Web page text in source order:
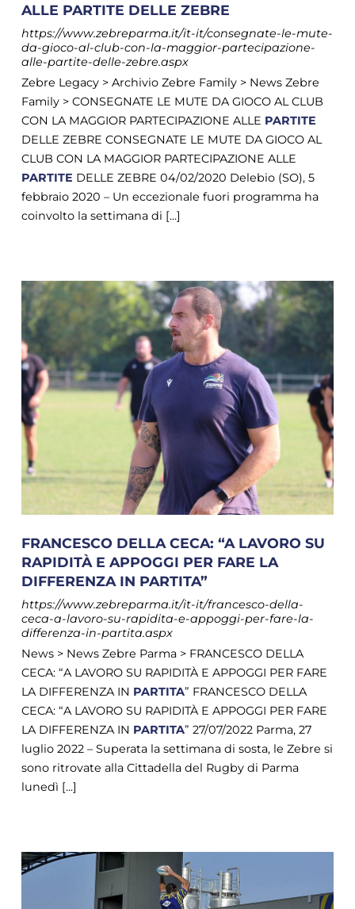
ALLE PARTITE DELLE ZEBRE
https://www.zebreparma.it/it-it/consegnate-le-mute-
da-gioco-al-club-con-la-maggior-partecipazione-
alle-partite-delle-zebre.aspx
Zebre Legacy > Archivio Zebre Family > News Zebre
Family > CONSEGNATE LE MUTE DA GIOCO AL CLUB
CON LA MAGGIOR PARTECIPAZIONE ALLE PARTITE
DELLE ZEBRE CONSEGNATE LE MUTE DA GIOCO AL
CLUB CON LA MAGGIOR PARTECIPAZIONE ALLE
PARTITE DELLE ZEBRE 04/02/2020 Delebio (SO), 5
febbraio 2020 – Un eccezionale fuori programma ha
coinvolto la settimana di [...]
FRANCESCO DELLA CECA: “A LAVORO SU
RAPIDITÀ E APPOGGI PER FARE LA
DIFFERENZA IN PARTITA”
https://www.zebreparma.it/it-it/francesco-della-
ceca-a-lavoro-su-rapidita-e-appoggi-per-fare-la-
differenza-in-partita.aspx
News > News Zebre Parma > FRANCESCO DELLA
CECA: “A LAVORO SU RAPIDITÀ E APPOGGI PER FARE
LA DIFFERENZA IN PARTITA” FRANCESCO DELLA
CECA: “A LAVORO SU RAPIDITÀ E APPOGGI PER FARE
LA DIFFERENZA IN PARTITA” 27/07/2022 Parma, 27
luglio 2022 – Superata la settimana di sosta, le Zebre si
sono ritrovate alla Cittadella del Rugby di Parma
lunedì [...]